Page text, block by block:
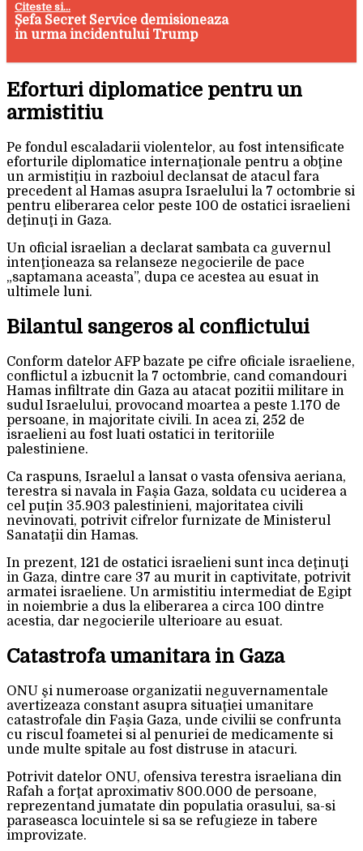
Citeste si...
Șefa Secret Service demisioneaza
in urma incidentului Trump
Eforturi diplomatice pentru un
armistitiu
Pe fondul escaladarii violentelor, au fost intensificate
eforturile diplomatice internaţionale pentru a obţine
un armistiţiu in razboiul declansat de atacul fara
precedent al Hamas asupra Israelului la 7 octombrie si
pentru eliberarea celor peste 100 de ostatici israelieni
deţinuţi in Gaza.
Un oficial israelian a declarat sambata ca guvernul
intenţioneaza sa relanseze negocierile de pace
„saptamana aceasta”, dupa ce acestea au esuat in
ultimele luni.
Bilantul sangeros al conflictului
Conform datelor AFP bazate pe cifre oficiale israeliene,
conflictul a izbucnit la 7 octombrie, cand comandouri
Hamas infiltrate din Gaza au atacat pozitii militare in
sudul Israelului, provocand moartea a peste 1.170 de
persoane, in majoritate civili. In acea zi, 252 de
israelieni au fost luati ostatici in teritoriile
palestiniene.
Ca raspuns, Israelul a lansat o vasta ofensiva aeriana,
terestra si navala in Faşia Gaza, soldata cu uciderea a
cel puţin 35.903 palestinieni, majoritatea civili
nevinovati, potrivit cifrelor furnizate de Ministerul
Sanataţii din Hamas.
In prezent, 121 de ostatici israelieni sunt inca deţinuţi
in Gaza, dintre care 37 au murit in captivitate, potrivit
armatei israeliene. Un armistitiu intermediat de Egipt
in noiembrie a dus la eliberarea a circa 100 dintre
acestia, dar negocierile ulterioare au esuat.
Catastrofa umanitara in Gaza
ONU şi numeroase organizatii neguvernamentale
avertizeaza constant asupra situaţiei umanitare
catastrofale din Faşia Gaza, unde civilii se confrunta
cu riscul foametei si al penuriei de medicamente si
unde multe spitale au fost distruse in atacuri.
Potrivit datelor ONU, ofensiva terestra israeliana din
Rafah a forţat aproximativ 800.000 de persoane,
reprezentand jumatate din populatia orasului, sa-si
paraseasca locuintele si sa se refugieze in tabere
improvizate.